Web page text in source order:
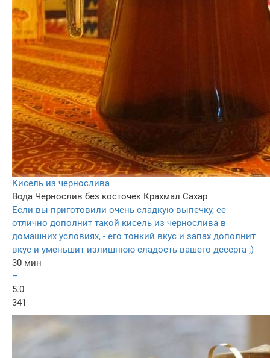
Кисель из чернослива
Вода Чернослив без косточек Крахмал Сахар
Если вы приготовили очень сладкую выпечку, ее
отлично дополнит такой кисель из чернослива в
домашних условиях, - его тонкий вкус и запах дополнит
вкус и уменьшит излишнюю сладость вашего десерта ;)
30 мин
–
5.0
341